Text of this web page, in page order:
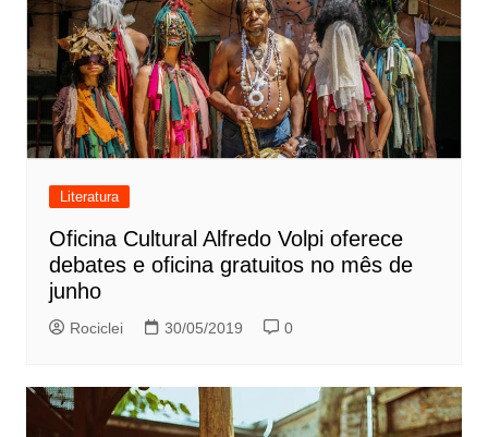
Literatura
Oficina Cultural Alfredo Volpi oferece
debates e oficina gratuitos no mês de
junho
Rociclei 30/05/2019 0